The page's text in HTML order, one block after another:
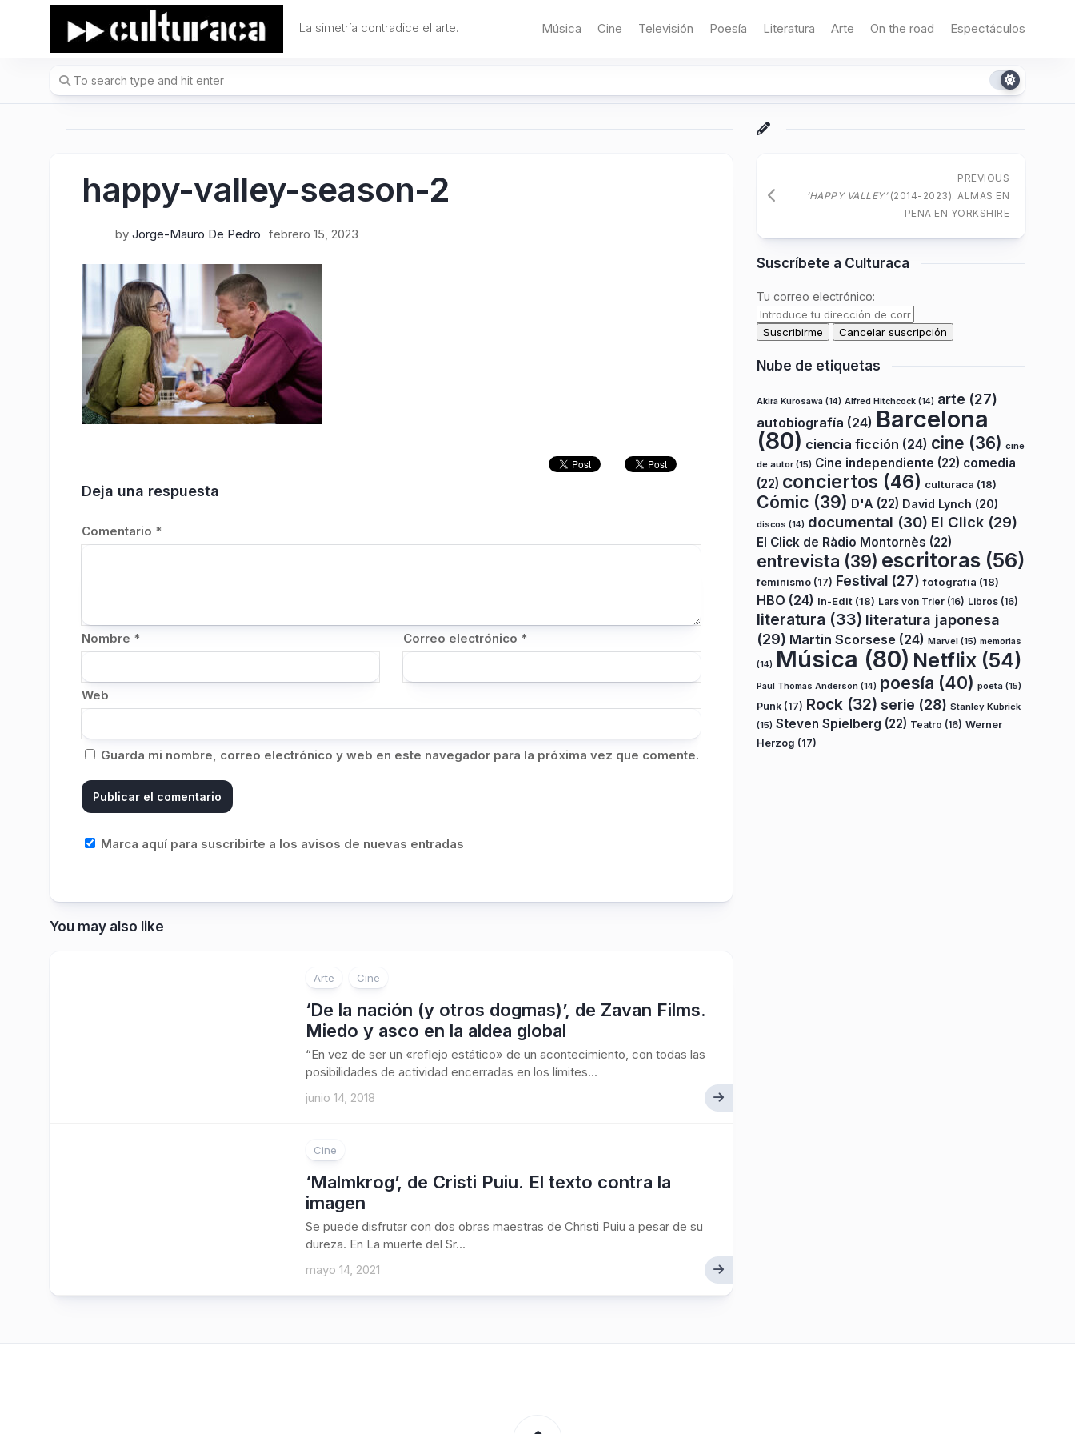
La simetría contradice el arte. Música Cine Televisión Poesía Literatura Arte On the road Espectáculos
happy-valley-season-2
by Jorge-Mauro De Pedro febrero 15, 2023
Deja una respuesta
Comentario *
Nombre * Correo electrónico *
Web
Guarda mi nombre, correo electrónico y web en este navegador para la próxima vez que comente.
Marca aquí para suscribirte a los avisos de nuevas entradas
You may also like
Arte Cine
‘De la nación (y otros dogmas)’, de Zavan Films.
Miedo y asco en la aldea global
“En vez de ser un «reflejo estático» de un acontecimiento, con todas las
posibilidades de actividad encerradas en los límites...
junio 14, 2018
Cine
‘Malmkrog’, de Cristi Puiu. El texto contra la
imagen
Se puede disfrutar con dos obras maestras de Christi Puiu a pesar de su
dureza. En La muerte del Sr...
mayo 14, 2021
PREVIOUS
‘HAPPY VALLEY’(2014-2023). ALMAS EN
PENA EN YORKSHIRE
Suscríbete a Culturaca
Tu correo electrónico:
Nube de etiquetas
Akira Kurosawa (14) Alfred Hitchcock (14) arte (27)
autobiografía (24) Barcelona
(80) ciencia ficción (24) cine (36) cine
de autor(15) Cine independiente (22) comedia
(22) conciertos (46) culturaca (18)
Cómic (39) D'A (22) David Lynch (20)
discos (14) documental (30) El Click (29)
El Click de Ràdio Montornès (22)
entrevista (39) escritoras (56)
feminismo (17) Festival (27) fotografía (18)
HBO (24) In-Edit (18) Lars von Trier (16) Libros (16)
literatura (33) literatura japonesa
(29) Martin Scorsese (24) Marvel (15) memorias
(14) Música (80) Netflix (54)
Paul Thomas Anderson (14) poesía (40) poeta (15)
Punk (17) Rock (32) serie (28) Stanley Kubrick
(15) Steven Spielberg (22) Teatro (16) Werner
Herzog (17)